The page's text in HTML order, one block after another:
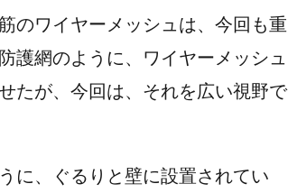
のワイヤーメッシュは、今回も重
護網のように、ワイヤーメッシュ
たが、今回は、それを広い視野で
に、ぐるりと壁に設置されてい